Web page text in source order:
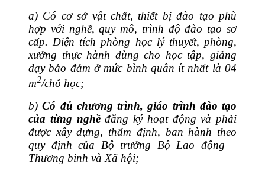
a) Có cơ sở vật chất, thiết bị đào tạo phù
hợp với nghề, quy mô, trình độ đào tạo sơ
cấp. Diện tích phòng học lý thuyết, phòng,
xưởng thực hành dùng cho học tập, giảng
dạy bảo đảm ở mức bình quân ít nhất là 04
m2/chỗ học;
b)Có đủ chương trình, giáo trình đào tạo
của từng nghềđăng ký hoạt động và phải
được xây dựng, thẩm định, ban hành theo
quy định của Bộ trưởng Bộ Lao động –
Thương binh và Xã hội;